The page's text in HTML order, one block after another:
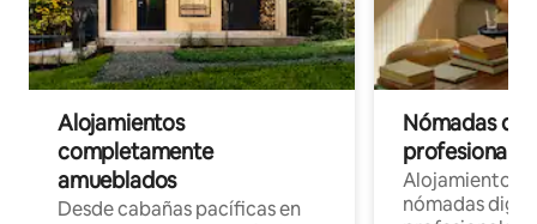
Alojamientos
completamente
amueblados
Desde cabañas pacíficas en
Nómadas
Alojamientos
nómadas